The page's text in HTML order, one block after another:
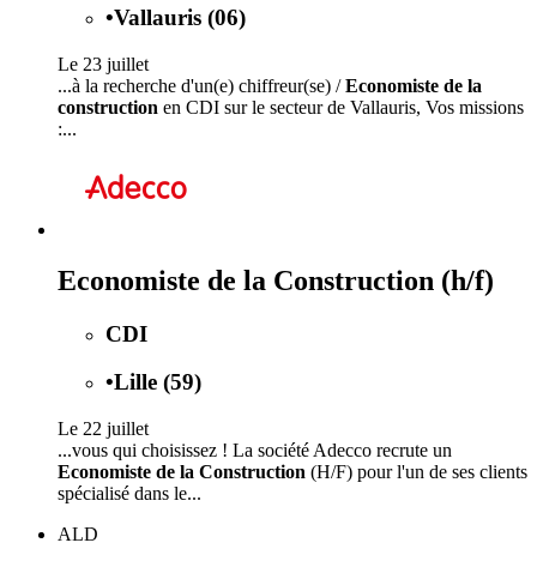
•Vallauris (06)
Le 23 juillet
...à la recherche d'un(e) chiffreur(se) /Economiste de la
construction en CDI sur le secteur de Vallauris, Vos missions
:...
Economiste de la Construction (h/f)
CDI
•Lille (59)
Le 22 juillet
...vous qui choisissez ! La société Adecco recrute un
Economiste de la Construction (H/F) pour l'un de ses clients
spécialisé dans le...
ALD